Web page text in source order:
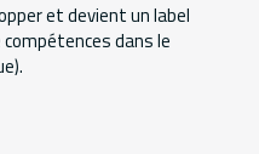
et devient un label
dans le